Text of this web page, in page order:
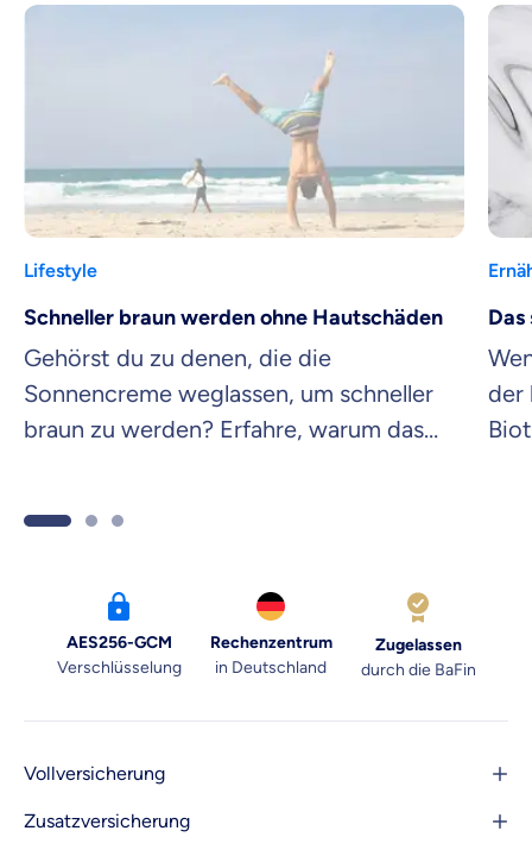
Lifestyle
Schneller braun werden ohne Hautschäden
Gehörst du zu denen, die die
Sonnencreme weglassen, um schneller
braun zu werden? Erfahre, warum das
der
AES256-GCM
Verschlüsselung
Rechenzentrum
in Deutschland
Zugelassen
durch die BaFin
Vollversicherung
Zusatzversicherung